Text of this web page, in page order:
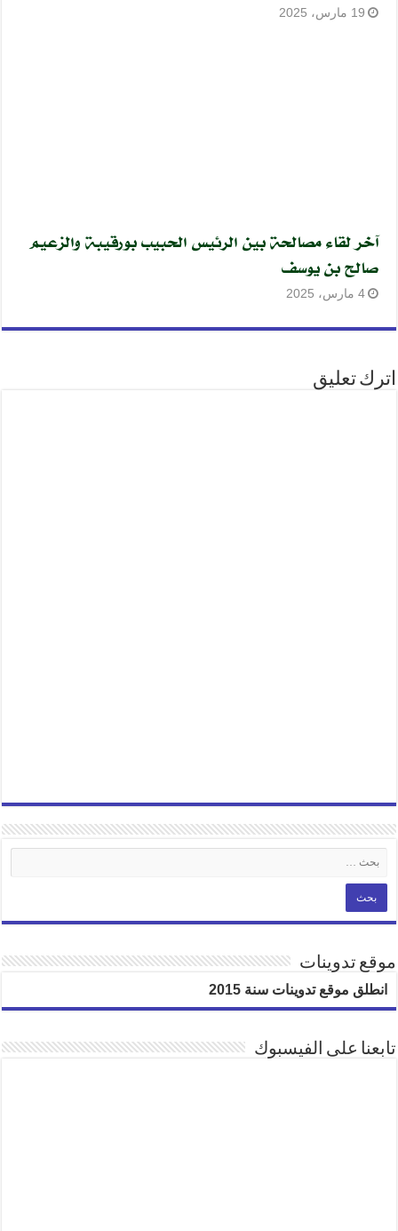
19 مارس، 2025
آخر لقاء مصالحة بين الرئيس الحبيب بورقيبة والزعيم
صالح بن يوسف
4 مارس، 2025
اترك تعليق
موقع تدوينات
انطلق موقع تدوينات سنة 2015
تابعنا على الفيسبوك